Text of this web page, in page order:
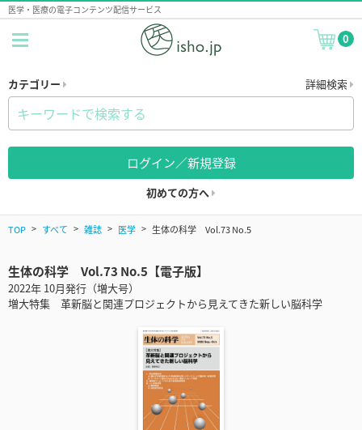
医学・医療の電子コンテンツ配信サービス
0
カテゴリー 詳細検索
ログイン／新規登録
初めての方へ
TOP すべて 雑誌 医学 生体の科学 Vol.73 No.5
生体の科学 Vol.73 No.5【電子版】
2022年 10月発行（増大号）
増大特集 革新脳と関連プロジェクトから見えてきた新しい脳科学